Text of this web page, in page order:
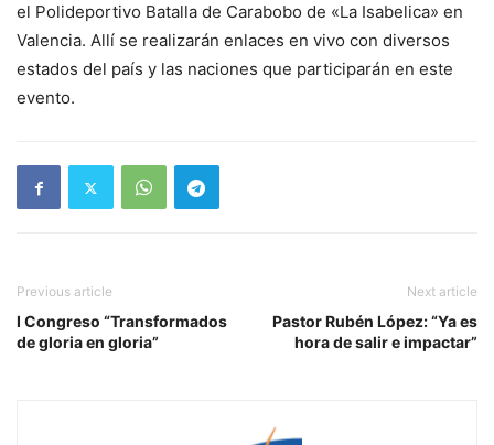
el Polideportivo Batalla de Carabobo de «La Isabelica» en
Valencia. Allí se realizarán enlaces en vivo con diversos
estados del país y las naciones que participarán en este
evento.
Previous article
I Congreso “Transformados
de gloria en gloria”
Next article
Pastor Rubén López: “Ya es
hora de salir e impactar”